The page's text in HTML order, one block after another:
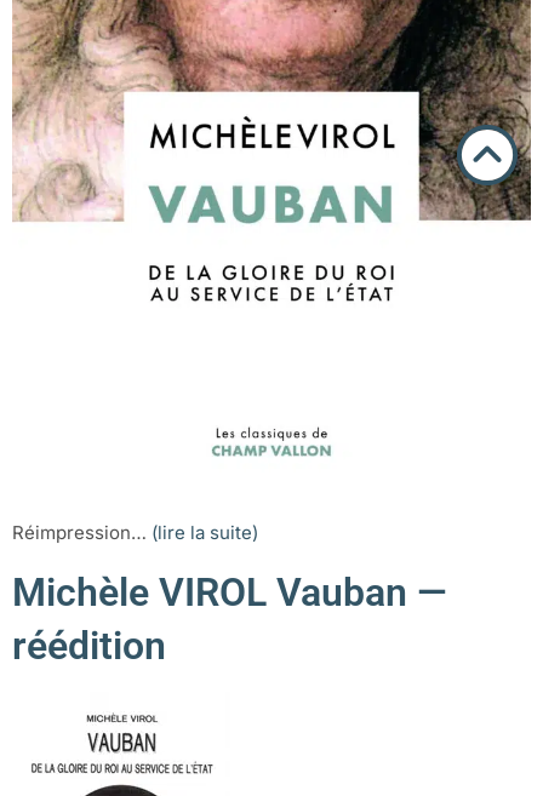
Réimpression… (lire la suite)
Michèle VIROL Vauban —
réédition